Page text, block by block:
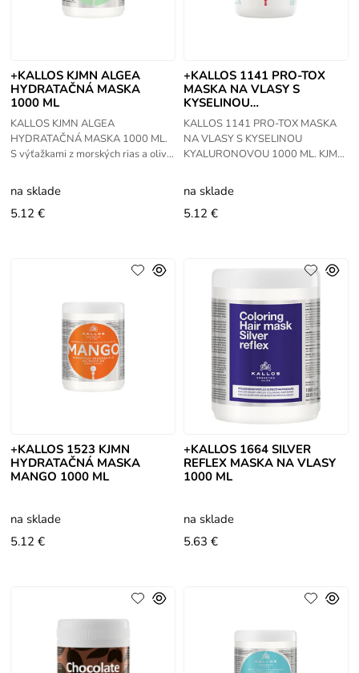
+KALLOS KJMN ALGEA
HYDRATAČNÁ MASKA
1000 ML
KALLOS KJMN ALGEA
HYDRATAČNÁ MASKA 1000 ML.
S výťažkami z morských rias a olivo
rias hlboko prenikajú do
na sklade
5.12 €
+KALLOS 1141 PRO-TOX
MASKA NA VLASY S
KYSELINOU
KYALURONOVOU 1000 ML
KALLOS 1141 PRO-TOX MASKA
NA VLASY S KYSELINOU
KYALURONOVOU 1000 ML. KJMN
kolagénom a kyselinou
hyalurónovov. Špeciálne zložky
na sklade
5.12 €
+KALLOS 1523 KJMN
HYDRATAČNÁ MASKA
MANGO 1000 ML
na sklade
5.12 €
+KALLOS 1664 SILVER
REFLEX MASKA NA VLASY
1000 ML
na sklade
5.63 €